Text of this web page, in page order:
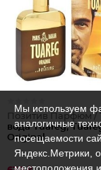
Позитив Парфюм /
вода Tuareg,
Original
Мы используем
аналогичные
посещаемости
Яндекс.Метрики,